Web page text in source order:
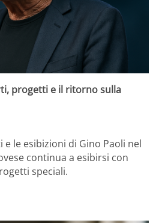
progetti e il ritorno sulla
le esibizioni di Gino Paoli nel
continua a esibirsi con
speciali.